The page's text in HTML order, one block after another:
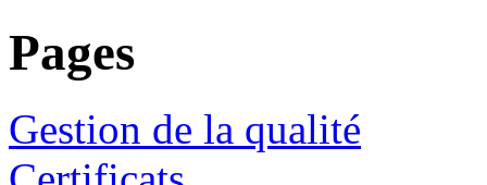
Pages
Gestion de la qualité